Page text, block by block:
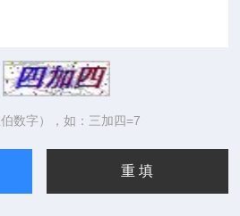
数字），如：三加四=7